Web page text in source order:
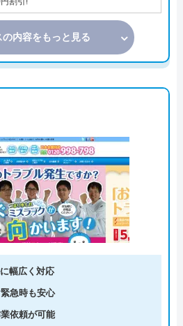
の内容をもっと見る
幅広く対応
急時も安心
依頼が可能